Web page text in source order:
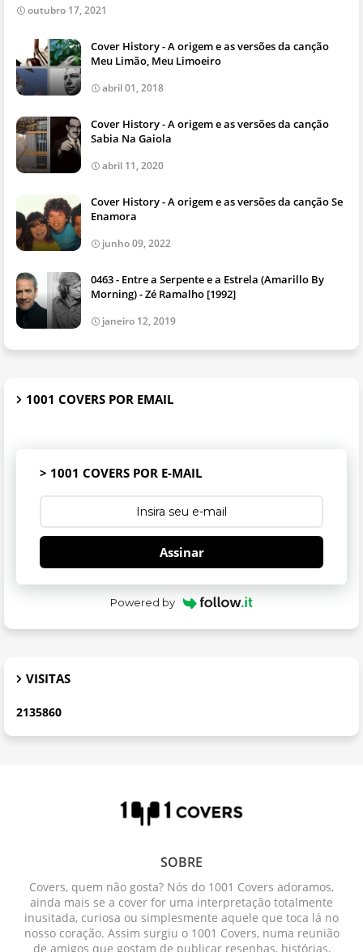
outubro 17, 2021
Cover History - A origem e as versões da canção
Meu Limão, Meu Limoeiro
abril 01, 2018
Cover History - A origem e as versões da canção
Sabia Na Gaiola
abril 11, 2020
Cover History - A origem e as versões da canção Se
Enamora
junho 09, 2022
0463 - Entre a Serpente e a Estrela (Amarillo By
Morning) - Zé Ramalho [1992]
janeiro 12, 2019
1001 COVERS POR EMAIL
> 1001 COVERS POR E-MAIL
Assinar
Powered by
VISITAS
2135860
SOBRE
Covers, quem não gosta? Nós do 1001 Covers adoramos,
ainda mais se a cover for uma interpretação totalmente
inusitada, curiosa ou simplesmente aquele que toca lá no
nosso coração. Assim surgiu o 1001 Covers, numa reunião
de amigos que gostam de publicar resenhas, histórias,